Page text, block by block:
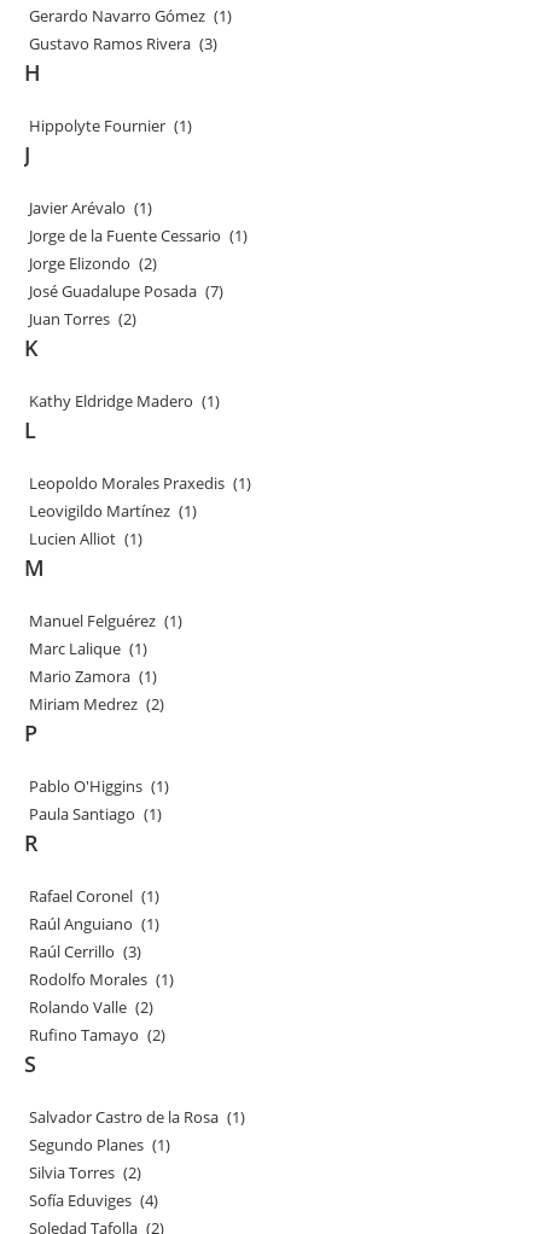
Gerardo Navarro Gómez (1)
Gustavo Ramos Rivera (3)
H
Hippolyte Fournier (1)
J
Javier Arévalo (1)
Jorge de la Fuente Cessario (1)
Jorge Elizondo (2)
José Guadalupe Posada (7)
Juan Torres (2)
K
Kathy Eldridge Madero (1)
L
Leopoldo Morales Praxedis (1)
Leovigildo Martínez (1)
Lucien Alliot (1)
M
Manuel Felguérez (1)
Marc Lalique (1)
Mario Zamora (1)
Miriam Medrez (2)
P
Pablo O'Higgins (1)
Paula Santiago (1)
R
Rafael Coronel (1)
Raúl Anguiano (1)
Raúl Cerrillo (3)
Rodolfo Morales (1)
Rolando Valle (2)
Rufino Tamayo (2)
S
Salvador Castro de la Rosa (1)
Segundo Planes (1)
Silvia Torres (2)
Sofía Eduviges (4)
Soledad Tafolla (2)